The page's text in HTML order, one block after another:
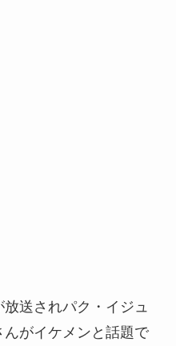
放送されパク・イジュ
がイケメンと話題で